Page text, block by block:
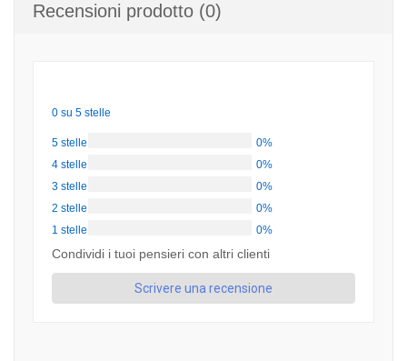
Recensioni prodotto (0)
0 su 5 stelle
5 stelle
0%
4 stelle
0%
3 stelle
0%
2 stelle
0%
1 stelle
0%
Condividi i tuoi pensieri con altri clienti
Scrivere una recensione